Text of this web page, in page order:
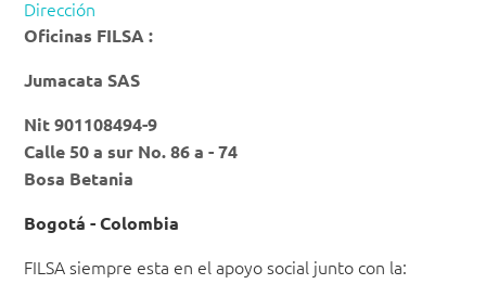
Dirección
Oficinas FILSA :
Jumacata SAS
Nit 901108494-9
Calle 50 a sur No. 86 a - 74
Bosa Betania
Bogotá - Colombia
FILSA siempre esta en el apoyo social junto con la: